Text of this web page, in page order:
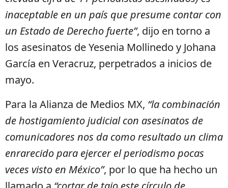
inaceptable en un país que presume contar con
un Estado de Derecho fuerte”, dijo en torno a
los asesinatos de Yesenia Mollinedo y Johana
García en Veracruz, perpetrados a inicios de
mayo.
Para la Alianza de Medios MX, “la combinación
de hostigamiento judicial con asesinatos de
comunicadores nos da como resultado un clima
enrarecido para ejercer el periodismo pocas
veces visto en México”, por lo que ha hecho un